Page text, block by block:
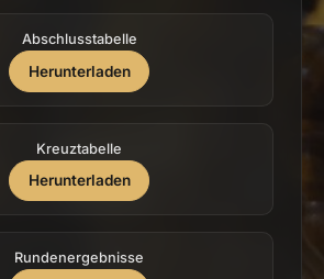
Abschlusstabelle
Herunterladen
Kreuztabelle
Herunterladen
Rundenergebnisse